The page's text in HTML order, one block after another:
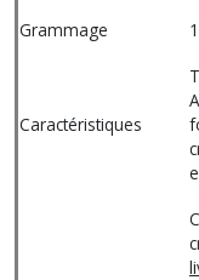
Grammage
Caractéristiques